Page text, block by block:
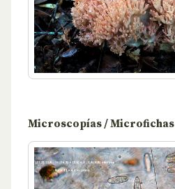
Microscopías / Microfichas